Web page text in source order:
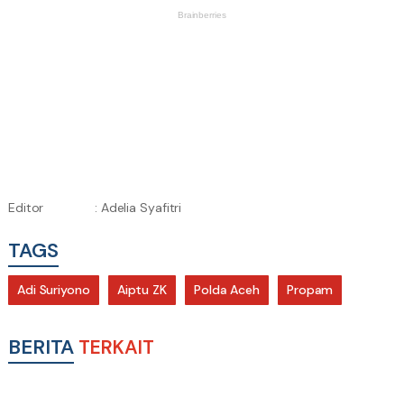
Editor : Adelia Syafitri
TAGS
Adi Suriyono Aiptu ZK Polda Aceh Propam
BERITA TERKAIT